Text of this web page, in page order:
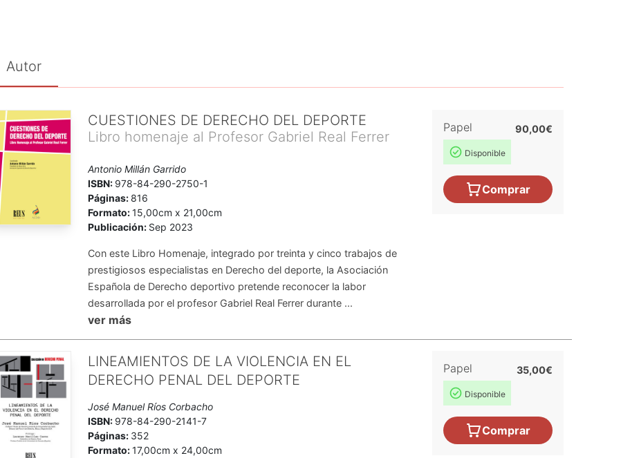
Autor
CUESTIONES DE DERECHO DEL DEPORTE
Libro homenaje al Profesor Gabriel Real Ferrer
Antonio Millán Garrido
ISBN: 978-84-290-2750-1
Páginas: 816
Formato:15,00cm x 21,00cm
Publicación: Sep 2023
Con este Libro Homenaje, integrado por treinta y cinco trabajos de
prestigiosos especialistas en Derecho del deporte, la Asociación
Española de Derecho deportivo pretende reconocer la labor
desarrollada por el profesor Gabriel Real Ferrer durante ...
ver más
Papel
Disponible
90,00€
Comprar
LINEAMIENTOS DE LA VIOLENCIA EN EL
DERECHO PENAL DEL DEPORTE
José Manuel Ríos Corbacho
ISBN: 978-84-290-2141-7
Páginas: 352
Formato:17,00cm x 24,00cm
Papel
Disponible
35,00€
Comprar